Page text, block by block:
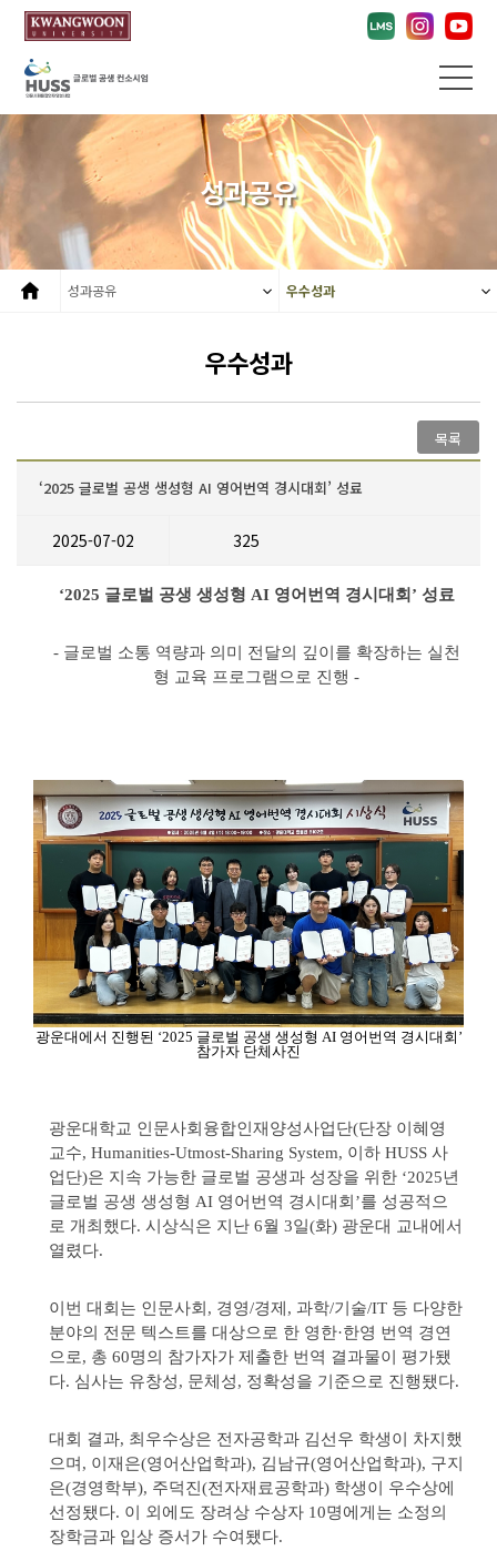
성과공유
성과공유 우수성과
우수성과
목록
‘2025 글로벌 공생 생성형 AI 영어번역 경시대회’ 성료
2025-07-02 325
‘2025 글로벌 공생 생성형 AI 영어번역 경시대회’ 성료
- 글로벌 소통 역량과 의미 전달의 깊이를 확장하는 실천
형 교육 프로그램으로 진행 -
광운대에서 진행된 ‘2025 글로벌 공생 생성형 AI 영어번역 경시대회’
참가자 단체사진
광운대학교 인문사회융합인재양성사업단(단장 이혜영
교수, Humanities-Utmost-Sharing System, 이하 HUSS 사
업단)은 지속 가능한 글로벌 공생과 성장을 위한 ‘2025년
글로벌 공생 생성형 AI 영어번역 경시대회’를 성공적으
로 개최했다. 시상식은 지난 6월 3일(화) 광운대 교내에서
열렸다.
이번 대회는 인문사회, 경영/경제, 과학/기술/IT 등 다양한
분야의 전문 텍스트를 대상으로 한 영한·한영 번역 경연
으로, 총 60명의 참가자가 제출한 번역 결과물이 평가됐
다. 심사는 유창성, 문체성, 정확성을 기준으로 진행됐다.
대회 결과, 최우수상은 전자공학과 김선우 학생이 차지했
으며, 이재은(영어산업학과), 김남규(영어산업학과), 구지
은(경영학부), 주덕진(전자재료공학과) 학생이 우수상에
선정됐다. 이 외에도 장려상 수상자 10명에게는 소정의
장학금과 입상 증서가 수여됐다.